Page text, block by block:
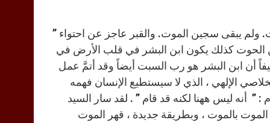
المسيح من بين الأموات. ولم يبقى سجين الموت. والقبر عاجز عن احتواء ”
الحوت كذلك يكون ابن البشر في قلب الأرض في
أن ابن البشر هو رب السبت أيضاً وقد أتمَّ عمل
الإلهي ، الذي لا سيستطيع الإنسان فهمه
: ” أنه ليس ههنا لكنه قد قام ” . لقد سار السيد
بالموت ، وبطريقة جديدة ، قهر الموت